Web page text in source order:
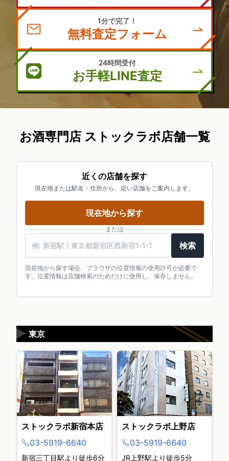
1分で完了！
無料査定フォーム
24時間受付
お手軽LINE査定
お酒専門店 ストックラボ店舗一覧
近くの店舗を探す
現在地または駅名・住所から、近い店舗をご案内します。
現在地から探す
または
検索
現在地から探す場合、ブラウザの位置情報の使用許可が必要で
す。位置情報は店舗検索のためだけに使用し、保存しません。
東京
▶
ストックラボ新宿本店
03-5919-6640
新宿三丁目駅より徒歩6分
ストックラボ上野店
03-5919-6640
JR上野駅より徒歩5分